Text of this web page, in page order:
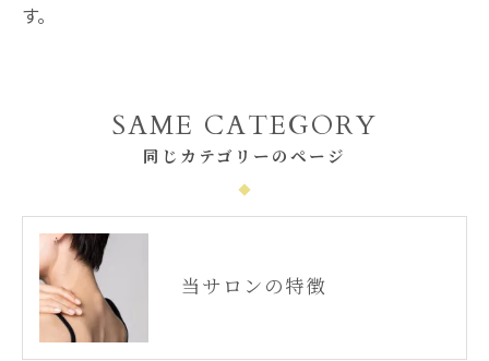
す。
同じカテゴリーのページ
SAME CATEGORY
当サロンの特徴